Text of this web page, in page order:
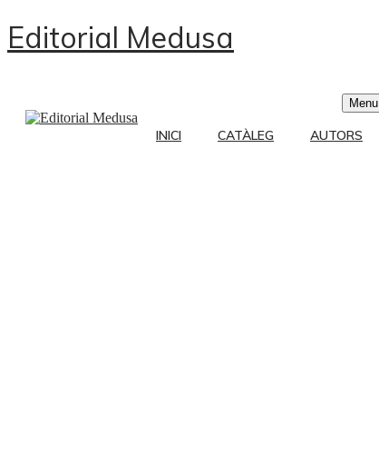
Editorial Medusa
Menu
INICI CATÀLEG AUTORS